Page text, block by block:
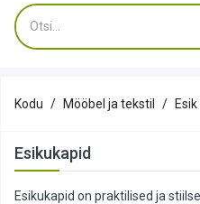
Kodu Mööbel ja tekstil Esik
Esikukapid
Esikukapid on praktilised ja